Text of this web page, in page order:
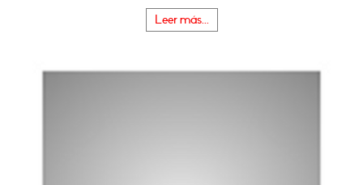
Leer más...